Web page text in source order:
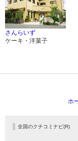
さんらいず
ケーキ・洋菓子
ホ
全国のクチコミナビ(R)